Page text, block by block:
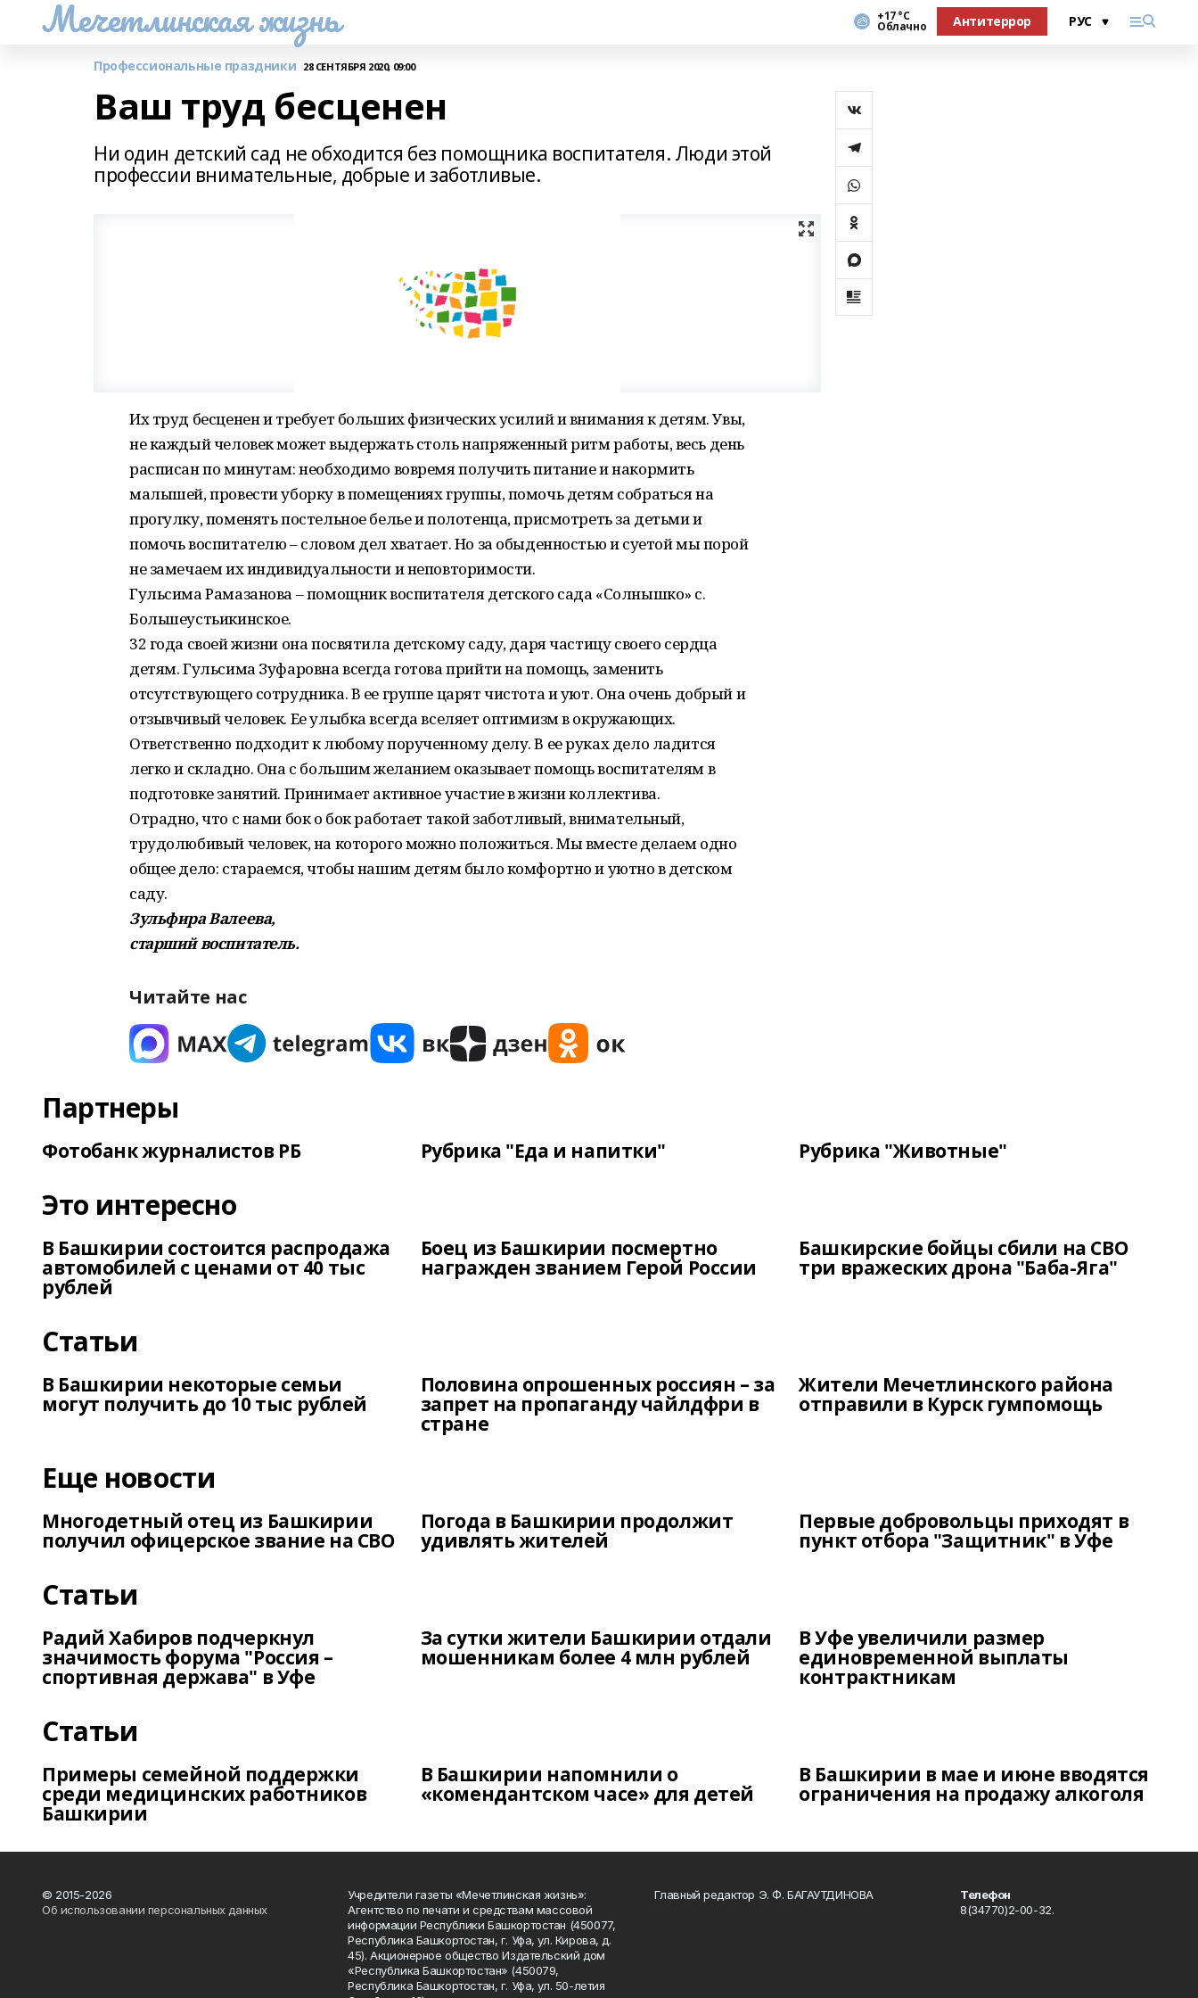
Мечетлинская жизнь +17 °С
Облачно Антитеррор
Профессиональные праздники 28 СЕНТЯБРЯ 2020, 09:00
Ваш труд бесценен
Ни один детский сад не обходится без помощника воспитателя. Люди этой
профессии внимательные, добрые и заботливые.
Их труд бесценен и требует больших физических усилий и внимания к детям. Увы,
не каждый человек может выдержать столь напряженный ритм работы, весь день
расписан по минутам: необходимо вовремя получить питание и накормить
малышей, провести уборку в помещениях группы, помочь детям собраться на
прогулку, поменять постельное белье и полотенца, присмотреть за детьми и
помочь воспитателю – словом дел хватает. Но за обыденностью и суетой мы порой
не замечаем их индивидуальности и неповторимости.
Гульсима Рамазанова – помощник воспитателя детского сада «Солнышко» с.
Большеустьикинское.
32 года своей жизни она посвятила детскому саду, даря частицу своего сердца
детям. Гульсима Зуфаровна всегда готова прийти на помощь, заменить
отсутствующего сотрудника. В ее группе царят чистота и уют. Она очень добрый и
отзывчивый человек. Ее улыбка всегда вселяет оптимизм в окружающих.
Ответственно подходит к любому порученному делу. В ее руках дело ладится
легко и складно. Она с большим желанием оказывает помощь воспитателям в
подготовке занятий. Принимает активное участие в жизни коллектива.
Отрадно, что с нами бок о бок работает такой заботливый, внимательный,
трудолюбивый человек, на которого можно положиться. Мы вместе делаем одно
общее дело: стараемся, чтобы нашим детям было комфортно и уютно в детском
саду.
Зульфира Валеева,
старший воспитатель.
Читайте нас
Партнеры
Фотобанк журналистов РБ Рубрика "Еда и напитки" Рубрика "Животные"
Это интересно
В Башкирии состоится распродажа
автомобилей с ценами от 40 тыс
рублей
Боец из Башкирии посмертно
награжден званием Герой России
Башкирские бойцы сбили на СВО
три вражеских дрона "Баба-Яга"
Статьи
В Башкирии некоторые семьи
могут получить до 10 тыс рублей
Половина опрошенных россиян – за
запрет на пропаганду чайлдфри в
стране
Жители Мечетлинского района
отправили в Курск гумпомощь
Еще новости
Многодетный отец из Башкирии
получил офицерское звание на СВО
Погода в Башкирии продолжит
удивлять жителей
Первые добровольцы приходят в
пункт отбора "Защитник" в Уфе
Статьи
Радий Хабиров подчеркнул
значимость форума "Россия –
спортивная держава" в Уфе
За сутки жители Башкирии отдали
мошенникам более 4 млн рублей
В Уфе увеличили размер
единовременной выплаты
контрактникам
Статьи
Примеры семейной поддержки
среди медицинских работников
Башкирии
В Башкирии напомнили о
«комендантском часе» для детей
В Башкирии в мае и июне вводятся
ограничения на продажу алкоголя
© 2015-2026
Об использовании персональных данных
Учредители газеты «Мечетлинская жизнь»:
Агентство по печати и средствам массовой
информации Республики Башкортостан (450077,
Республика Башкортостан, г. Уфа, ул. Кирова, д.
45). Акционерное общество Издательский дом
«Республика Башкортостан» (450079,
Республика Башкортостан, г. Уфа, ул. 50-летия
Главный редактор Э. Ф. БАГАУТДИНОВА
Телефон
8(34770)2-00-32.